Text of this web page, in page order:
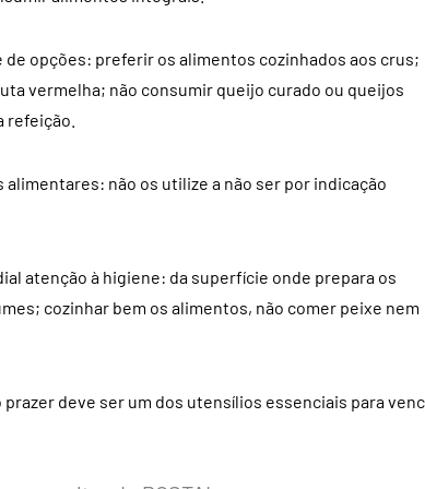
opções: preferir os alimentos cozinhados aos crus;
vermelha; não consumir queijo curado ou queijos
refeição.
não os utilize a não ser por indicação
atenção à higiene: da superfície onde prepara os
cozinhar bem os alimentos, não comer peixe nem
deve ser um dos utensílios essenciais para